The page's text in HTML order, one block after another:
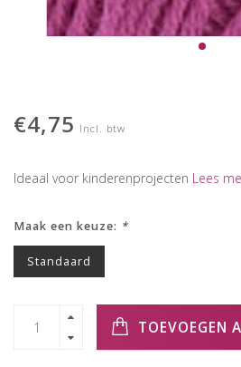
€4,75 Incl. btw
Ideaal voor kinderenprojecten Lees
Maak een keuze: *
Standaard
TOEVOEGEN